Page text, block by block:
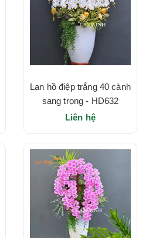
Lan hồ điệp trắng 40 cành
sang trọng - HD632
Liên hệ